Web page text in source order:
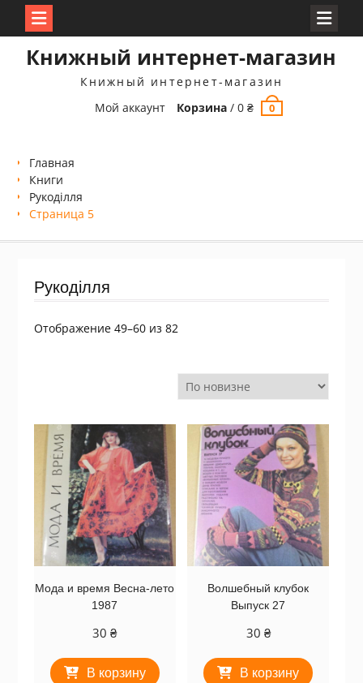
Книжный интернет-магазин
Книжный интернет-магазин
Мой аккаунт
Корзина /0₴ 0
Главная
Книги
Рукоділля
Страница 5
Рукоділля
Отображение 49–60 из 82Сортировка:
Мода и время Весна-лето
1987
30₴
В корзину
Волшебный клубок
Выпуск 27
30 ₴
В корзину